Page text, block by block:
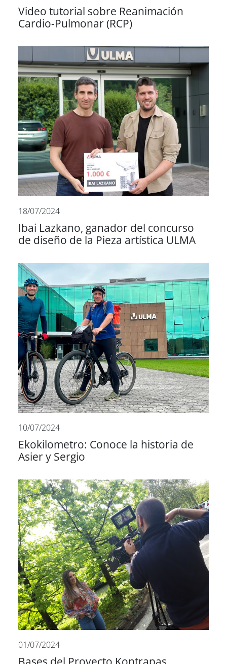
Video tutorial sobre Reanimación
Cardio-Pulmonar (RCP)
18/07/2024
Ibai Lazkano, ganador del concurso
de diseño de la Pieza artística ULMA
10/07/2024
Ekokilometro: Conoce la historia de
Asier y Sergio
01/07/2024
Bases del Proyecto Kontrapas